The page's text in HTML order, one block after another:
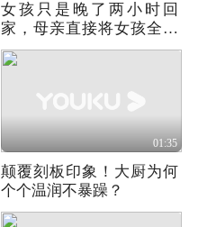
女孩只是晚了两小时回
家，母亲直接将女孩全身
检查了一遍！
01:35
颠覆刻板印象！大厨为何
个个温润不暴躁？